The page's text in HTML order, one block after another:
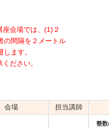
会場では、(1)２
の間隔を２メートル
ます。
ださい。
会場 担当講師
整